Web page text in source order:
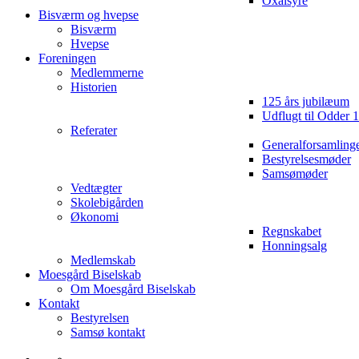
Bisværm og hvepse
Bisværm
Hvepse
Foreningen
Medlemmerne
Historien
125 års jubilæum
Udflugt til Odder
Referater
Bestyrelsesmøder
Samsømøder
Vedtægter
Skolebigården
Økonomi
Regnskabet
Honningsalg
Medlemskab
Moesgård Biselskab
Om Moesgård Biselskab
Kontakt
Bestyrelsen
Samsø kontakt